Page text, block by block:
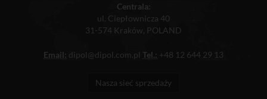
Centrala:
ul. Ciepłownicza 40
31-574 Kraków, POLAND
Email: dipol@dipol.com.pl Tel.: +48 12 644 29 13
Nasza sieć sprzedaży